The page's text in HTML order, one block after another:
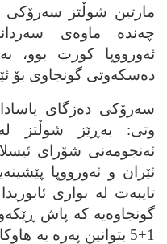
مارتین شوڵتز سه‌رۆکی
چه‌نده‌ ماوه‌ی
ئه‌ورووپا کورت بوو،
ده‌سکه‌وتی گونجاوی بۆ
سه‌رۆکی ده‌زگای
وتی: به‌ڕێز شوڵتز
ئه‌نجومه‌نی شۆرای
ئێران و ئه‌ورووپا
تایبه‌ت له‌ بواری
گونجاوه‌یه‌ که‌ پاش
1+5 بتوانین په‌ره‌ به‌